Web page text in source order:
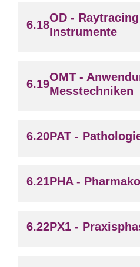
OD -
Instrumente
OMT -
Messtechniken
PAT -
PHA -
PX1 -